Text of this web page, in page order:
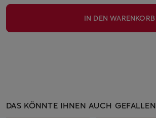
IN DEN WARENKORB
DAS KÖNNTE IHNEN AUCH GEFALLEN